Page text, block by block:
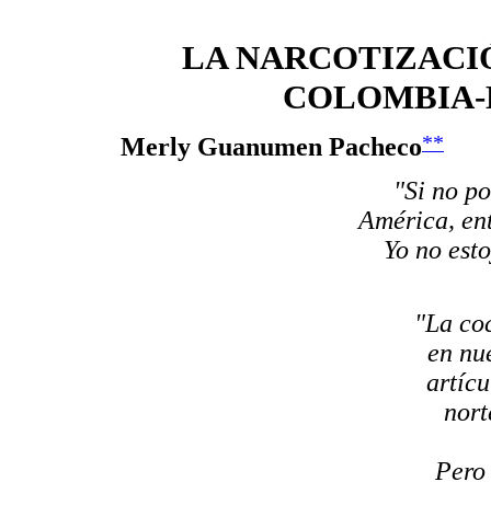
LA
COLOMBIA-
Merly Guanumen Pacheco**
"Si no
América,
Yo no
"La
en